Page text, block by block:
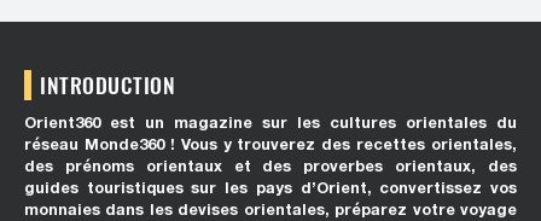
INTRODUCTION
Orient360 est un magazine sur les cultures orientales du
réseau Monde360 ! Vous y trouverez des recettes orientales,
des prénoms orientaux et des proverbes orientaux, des
guides touristiques sur les pays d’Orient, convertissez vos
monnaies dans les devises orientales, préparez votre voyage